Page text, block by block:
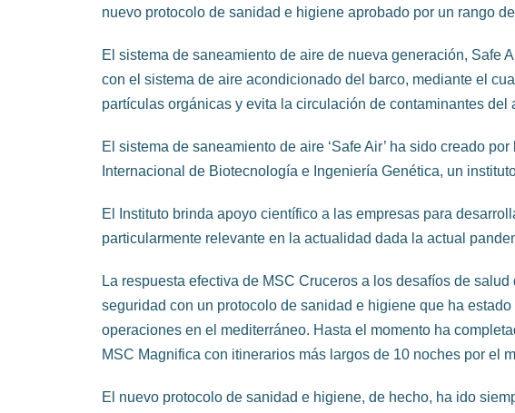
nuevo protocolo de sanidad e higiene aprobado por un rango
El sistema de saneamiento de aire de nueva generación, Safe
con el sistema de aire acondicionado del barco, mediante el
partículas orgánicas y evita la circulación de contaminantes del
El sistema de saneamiento de aire ‘Safe Air’ ha sido creado
Internacional de Biotecnología e Ingeniería Genética, un
El Instituto brinda apoyo científico a las empresas para
particularmente relevante en la actualidad dada la actual
La respuesta efectiva de MSC Cruceros a los desafíos de
seguridad con un protocolo de sanidad e higiene que ha
operaciones en el mediterráneo. Hasta el momento ha
MSC Magnifica con itinerarios más largos de 10 noches por el
El nuevo protocolo de sanidad e higiene, de hecho, ha ido